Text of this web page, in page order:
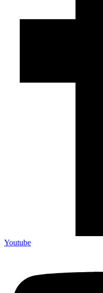
Youtube